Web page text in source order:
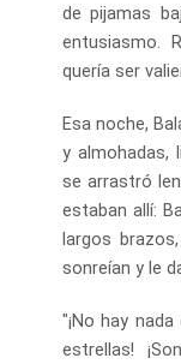
de pijamas
entusiasmo.
quería ser
Esa noche,
y almohadas,
se arrastró
estaban allí:
largos
sonreían y le
"¡No hay
estrellas!